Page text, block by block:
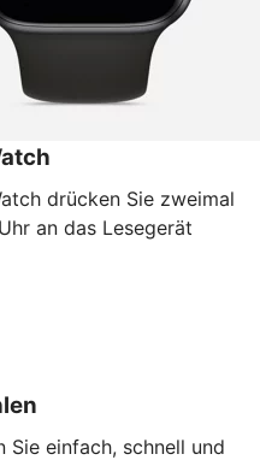
drücken Sie zweimal
an das Lesegerät
Sie einfach, schnell und